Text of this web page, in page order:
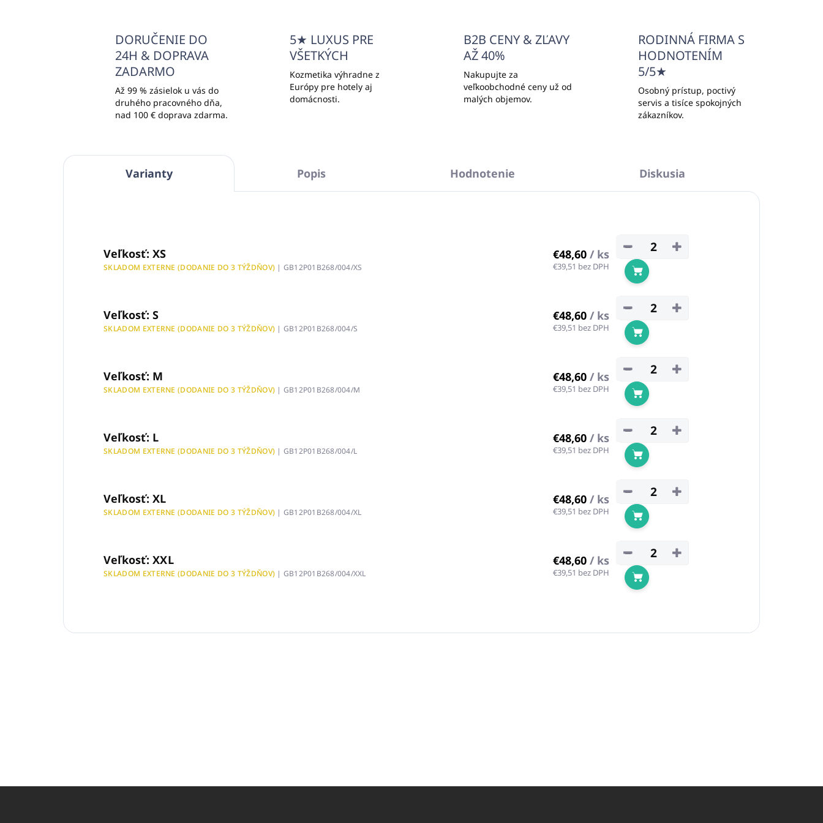
DORUČENIE DO
24H & DOPRAVA
ZADARMO
Až 99 % zásielok u vás do
druhého pracovného dňa,
nad 100 € doprava zdarma.
5★ LUXUS PRE
VŠETKÝCH
Kozmetika výhradne z
Európy pre hotely aj
domácnosti.
B2B CENY & ZĽAVY
AŽ 40%
Nakupujte za
veľkoobchodné ceny už od
malých objemov.
RODINNÁ FIRMA S
HODNOTENÍM
5/5★
Osobný prístup, poctivý
servis a tisíce spokojných
zákazníkov.
Varianty Popis Hodnotenie Diskusia
Veľkosť: XS
SKLADOM EXTERNE (DODANIE DO 3 TÝŽDŇOV) | GB12P01B268/004/XS
€48,60 / ks
€39,51 bez DPH
+
−
Do košíka
Veľkosť: S
SKLADOM EXTERNE (DODANIE DO 3 TÝŽDŇOV) | GB12P01B268/004/S
€48,60 / ks
€39,51 bez DPH
+
−
Do košíka
Veľkosť: M
SKLADOM EXTERNE (DODANIE DO 3 TÝŽDŇOV) | GB12P01B268/004/M
€48,60 / ks
€39,51 bez DPH
+
−
Do košíka
Veľkosť: L
SKLADOM EXTERNE (DODANIE DO 3 TÝŽDŇOV) | GB12P01B268/004/L
€48,60 / ks
€39,51 bez DPH
+
−
Do košíka
Veľkosť: XL
SKLADOM EXTERNE (DODANIE DO 3 TÝŽDŇOV) | GB12P01B268/004/XL
€48,60 / ks
€39,51 bez DPH
+
−
Do košíka
Veľkosť: XXL
SKLADOM EXTERNE (DODANIE DO 3 TÝŽDŇOV) | GB12P01B268/004/XXL
€48,60 / ks
€39,51 bez DPH
+
−
Do košíka